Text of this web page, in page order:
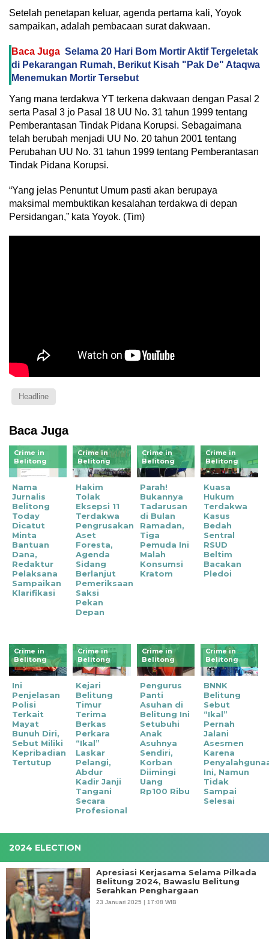
Setelah penetapan keluar, agenda pertama kali, Yoyok
sampaikan, adalah pembacaan surat dakwaan.
Baca Juga Selama 20 Hari Bom Mortir Aktif Tergeletak
di Pekarangan Rumah, Berikut Kisah "Pak De" Ataqwa
Menemukan Mortir Tersebut
Yang mana terdakwa YT terkena dakwaan dengan Pasal 2
serta Pasal 3 jo Pasal 18 UU No. 31 tahun 1999 tentang
Pemberantasan Tindak Pidana Korupsi. Sebagaimana
telah berubah menjadi UU No. 20 tahun 2001 tentang
Perubahan UU No. 31 tahun 1999 tentang Pemberantasan
Tindak Pidana Korupsi.
“Yang jelas Penuntut Umum pasti akan berupaya
maksimal membuktikan kesalahan terdakwa di depan
Persidangan,” kata Yoyok. (Tim)
Headline
Baca Juga
Crime in
Belitong
Nama
Jurnalis
Belitong
Today
Dicatut
Minta
Bantuan
Dana,
Redaktur
Pelaksana
Sampaikan
Klarifikasi
Crime in
Belitong
Hakim
Tolak
Eksepsi 11
Terdakwa
Pengrusakan
Aset
Foresta,
Agenda
Sidang
Berlanjut
Pemeriksaan
Saksi
Pekan
Depan
Crime in
Belitong
Parah!
Bukannya
Tadarusan
di Bulan
Ramadan,
Tiga
Pemuda Ini
Malah
Konsumsi
Kratom
Crime in
Belitong
Kuasa
Hukum
Terdakwa
Kasus
Bedah
Sentral
RSUD
Beltim
Bacakan
Pledoi
Crime in
Belitong
Ini
Penjelasan
Polisi
Terkait
Mayat
Bunuh Diri,
Sebut Miliki
Kepribadian
Tertutup
Crime in
Belitong
Kejari
Belitung
Timur
Terima
Berkas
Perkara
“Ikal”
Laskar
Pelangi,
Abdur
Kadir Janji
Tangani
Secara
Profesional
Crime in
Belitong
Pengurus
Panti
Asuhan di
Belitung Ini
Setubuhi
Anak
Asuhnya
Sendiri,
Korban
Diimingi
Uang
Rp100 Ribu
Crime in
Belitong
BNNK
Belitung
Sebut
“Ikal”
Pernah
Jalani
Asesmen
Karena
Ini, Namun
Tidak
Sampai
Selesai
2024 ELECTION
Apresiasi Kerjasama Selama Pilkada
Belitung 2024, Bawaslu Belitung
Serahkan Penghargaan
23 Januari 2025 | 17:08 WIB